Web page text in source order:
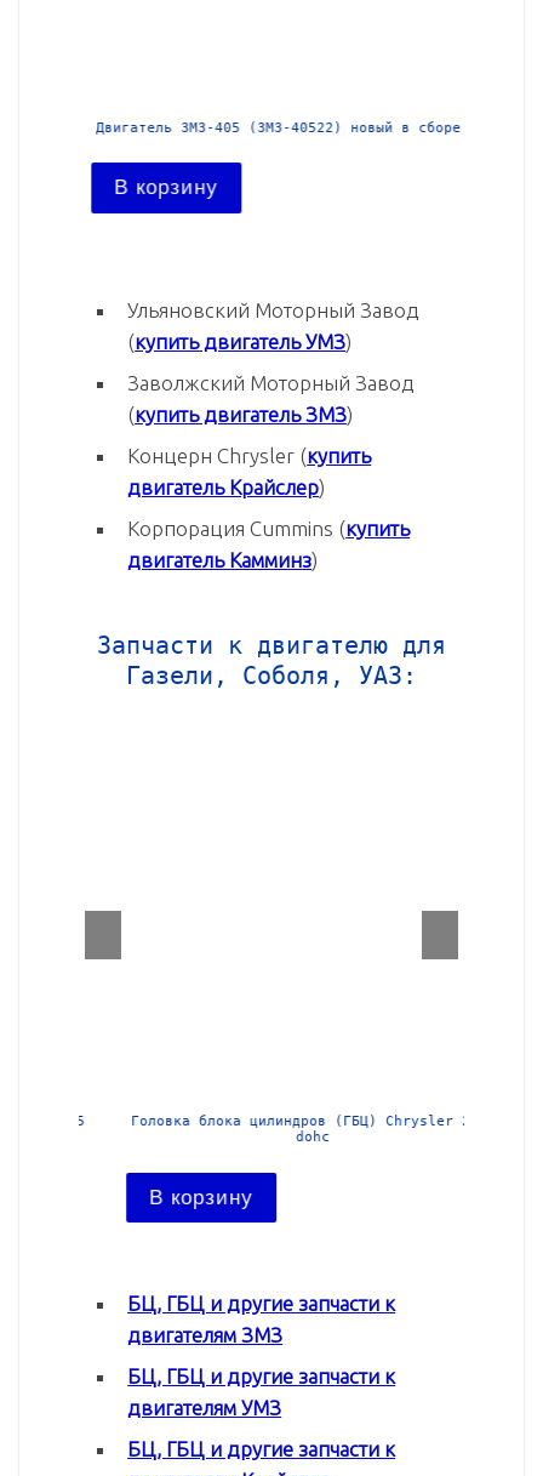
Двигатель ЗМЗ-405 (ЗМЗ-40522) новый в сборе
В корзину
Ульяновский Моторный Завод
(купить двигатель УМЗ)
Заволжский Моторный Завод
(купить двигатель ЗМЗ)
Концерн Chrysler (купить
двигатель Крайслер)
Корпорация Cummins (купить
двигатель Камминз)
Запчасти к двигателю для
Газели, Соболя, УАЗ:
Головка блока цилиндров (ГБЦ) Chrysler 2,4l
В корзину
БЦ, ГБЦ и другие запчасти к
двигателям ЗМЗ
БЦ, ГБЦ и другие запчасти к
двигателям УМЗ
БЦ, ГБЦ и другие запчасти к